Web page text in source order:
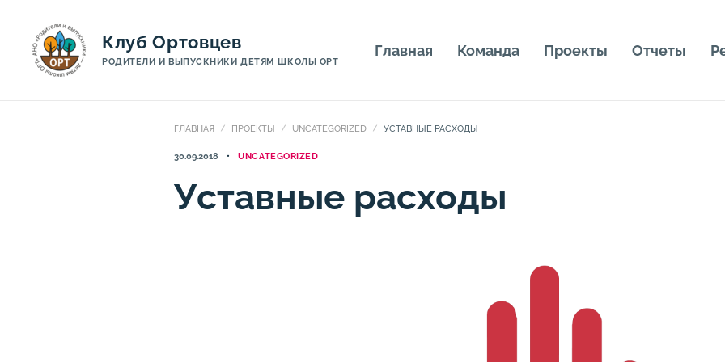
Клуб Ортовцев
РОДИТЕЛИ И ВЫПУСКНИКИ ДЕТЯМ ШКОЛЫ ОРТ
Главная Команда Проекты Отчеты
ГЛАВНАЯ ПРОЕКТЫ UNCATEGORIZED УСТАВНЫЕ РАСХОДЫ
30.09.2018 UNCATEGORIZED
Уставные расходы